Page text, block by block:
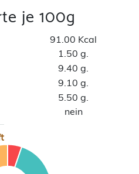
je 100g
91.00 Kcal
1.50 g.
9.40 g.
9.10 g.
5.50 g.
nein